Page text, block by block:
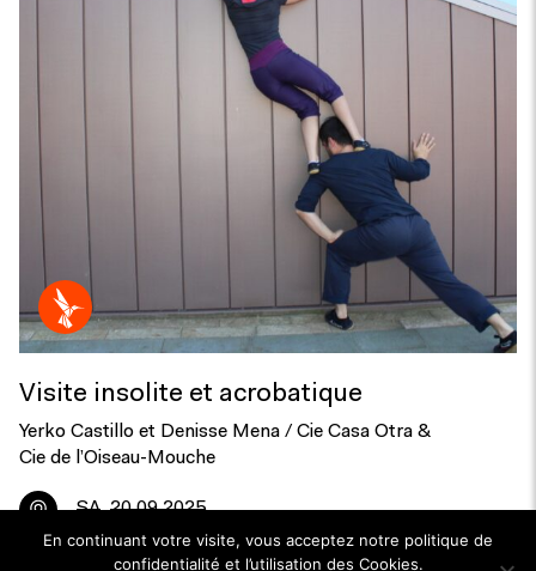
Visite insolite et acrobatique
Yerko Castillo et Denisse Mena / Cie Casa Otra &
Cie de l’Oiseau-Mouche
SA 20.09.2025
En continuant votre visite, vous acceptez notre politique de
confidentialité et l’utilisation des Cookies.